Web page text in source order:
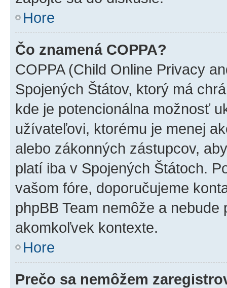
Hore
Čo znamená COPPA?
COPPA (Child Online Privacy
Spojených Štátov, ktorý má
kde je potencionálna možnosť
užívateľovi, ktorému je menej
alebo zákonných zástupcov,
platí iba v Spojených Štátoch.
vašom fóre, doporučujeme
phpBB Team nemôže a
akomkoľvek kontexte.
Hore
Prečo sa nemôžem